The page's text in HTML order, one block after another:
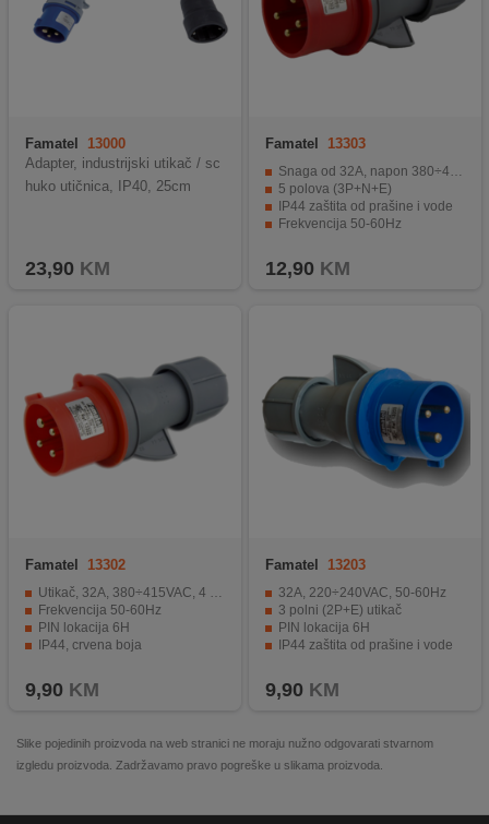
Famatel
13000
Adapter, industrijski utikač / sc
huko utičnica, IP40, 25cm
23,90 KM
Famatel 13303
Snaga od 32A, napon 380÷415VAC
5 polova (3P+N+E)
IP44 zaštita od prašine i vode
Frekvencija 50-60Hz
12,90 KM
Famatel 13302
Utikač, 32A, 380÷415VAC, 4 pola (3P+E)
Frekvencija 50-60Hz
PIN lokacija 6H
IP44, crvena boja
9,90 KM
Famatel 13203
32A, 220÷240VAC, 50-60Hz
3 polni (2P+E) utikač
PIN lokacija 6H
IP44 zaštita od prašine i vode
9,90 KM
Slike pojedinih proizvoda na web stranici ne moraju nužno odgovarati stvarnom
izgledu proizvoda. Zadržavamo pravo pogreške u slikama proizvoda.